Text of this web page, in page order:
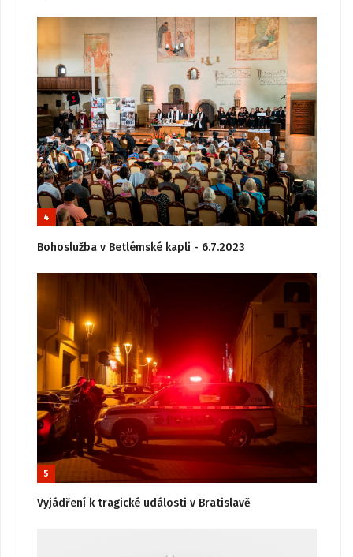
4
Bohoslužba v Betlémské kapli - 6.7.2023
5
Vyjádření k tragické události v Bratislavě